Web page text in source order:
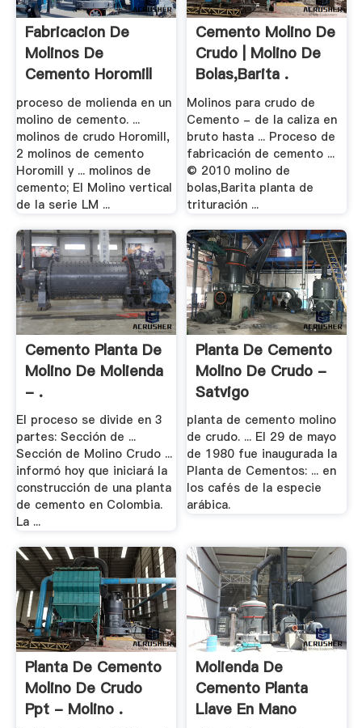
Fabricacion De
Molinos De
Cemento Horomill
proceso de molienda en un
molino de cemento. ...
molinos de crudo Horomill,
2 molinos de cemento
Horomill y ... molinos de
cemento; El Molino vertical
de la serie LM ...
Cemento Molino De
Crudo | Molino De
Bolas,Barita .
Molinos para crudo de
Cemento - de la caliza en
bruto hasta ... Proceso de
fabricación de cemento ...
© 2010 molino de
bolas,Barita planta de
trituración ...
Cemento Planta De
Molino De Molienda
- .
El proceso se divide en 3
partes: Sección de ...
Sección de Molino Crudo ...
informó hoy que iniciará la
construcción de una planta
de cemento en Colombia.
La ...
Planta De Cemento
Molino De Crudo -
Satvigo
planta de cemento molino
de crudo. ... El 29 de mayo
de 1980 fue inaugurada la
Planta de Cementos: ... en
los cafés de la especie
arábica.
Planta De Cemento
Molino De Crudo
Ppt - Molino .
Molienda De
Cemento Planta
Llave En Mano